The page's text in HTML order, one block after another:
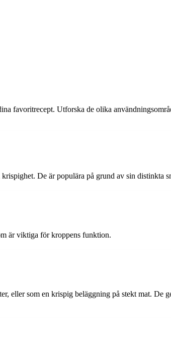
favoritrecept. Utforska de olika
De är populära på grund av sin distinkta
är viktiga för kroppens funktion.
eller som en krispig beläggning på stekt mat. De